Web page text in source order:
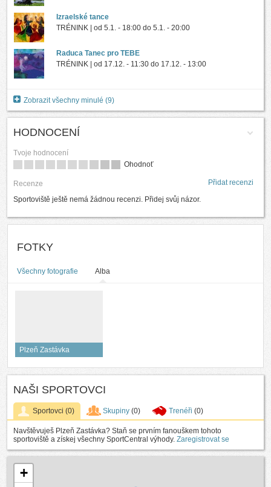
Izraelské tance
TRÉNINK | od 5.1. - 18:00 do 5.1. - 20:00
Raduca Tanec pro TEBE
TRÉNINK | od 17.12. - 11:30 do 17.12. - 13:00
Zobrazit všechny minulé (9)
HODNOCENÍ
Tvoje hodnocení
Ohodnoť
Recenze
Přidat recenzi
Sportoviště ještě nemá žádnou recenzi. Přidej svůj názor.
FOTKY
Všechny fotografie Alba
Plzeň Zastávka
NAŠI SPORTOVCI
Sportovci (0) Skupiny (0) Trenéři (0)
Navštěvuješ Plzeň Zastávka? Staň se prvním fanouškem tohoto
sportoviště a získej všechny SportCentral výhody. Zaregistrovat se
+